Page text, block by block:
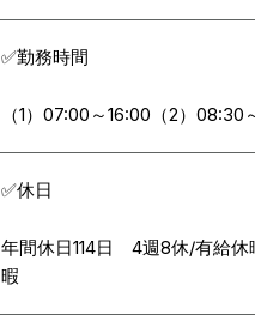
✅勤務時間
（1）07:00～16:00（2）
✅休日
年間休日114日 4週8休/有給休
暇